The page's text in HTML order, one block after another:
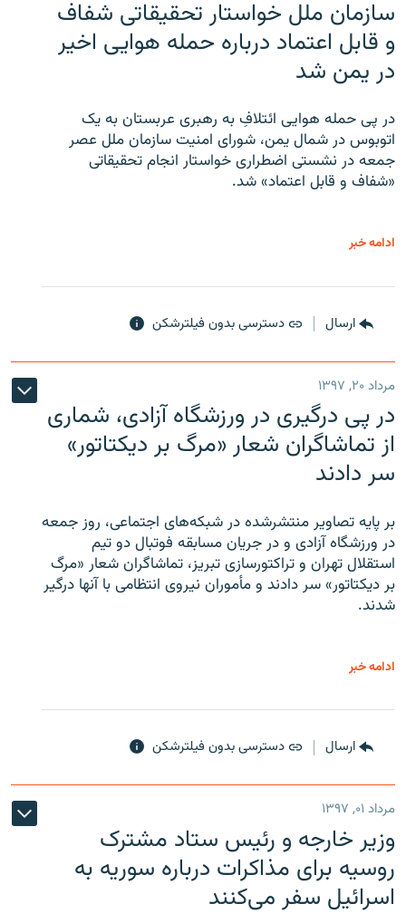
سازمان ملل خواستار تحقیقاتی شفاف
و قابل اعتماد درباره حمله هوایی اخیر
در یمن شد
در پی حمله هوایی ائتلافِ به رهبری عربستان به یک
اتوبوس در شمال یمن، شورای امنیت سازمان ملل عصر
جمعه در نشستی اضطراری خواستار انجام تحقیقاتی
«شفاف و قابل اعتماد» شد.
ادامه خبر
ارسال دسترسی بدون فیلترشکن
مرداد ۲۰, ۱۳۹۷
در پی درگیری در ورزشگاه آزادی، شماری
از تماشاگران شعار «مرگ بر دیکتاتور»
سر دادند
بر پایه تصاویر منتشرشده در شبکه‌های اجتماعی، روز جمعه
در ورزشگاه آزادی و در جریان مسابقه فوتبال دو تیم
استقلال تهران و تراکتورسازی تبریز، تماشاگران شعار «مرگ
بر دیکتاتور» سر دادند و مأموران نیروی انتظامی با آنها درگیر
شدند.
ادامه خبر
ارسال دسترسی بدون فیلترشکن
مرداد ۰۱, ۱۳۹۷
وزیر خارجه و رئیس‌ ستاد مشترک
روسیه برای مذاکرات درباره سوریه به
اسرائیل سفر می‌کنند